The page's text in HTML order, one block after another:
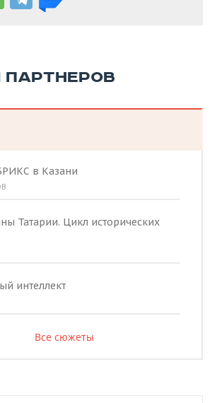
ПАРТНЕРОВ
в Казани
Татарии. Цикл исторических
интеллект
Все сюжеты